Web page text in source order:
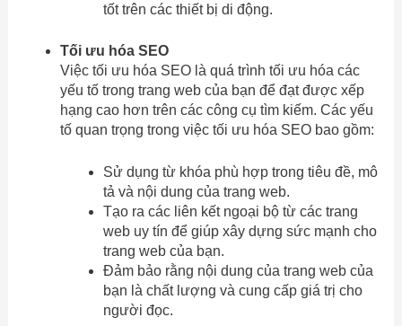
tốt trên các thiết bị di động.
Tối ưu hóa SEO
Việc tối ưu hóa SEO là quá trình tối ưu hóa các
yếu tố trong trang web của bạn để đạt được xếp
hạng cao hơn trên các công cụ tìm kiếm. Các yếu
tố quan trọng trong việc tối ưu hóa SEO bao gồm:
Sử dụng từ khóa phù hợp trong tiêu đề, mô
tả và nội dung của trang web.
Tạo ra các liên kết ngoại bộ từ các trang
web uy tín để giúp xây dựng sức mạnh cho
trang web của bạn.
Đảm bảo rằng nội dung của trang web của
bạn là chất lượng và cung cấp giá trị cho
người đọc.